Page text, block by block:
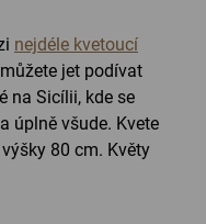
nejdéle kvetoucí
jet podívat
na Sicílii, kde se
úplně všude. Kvete
80 cm. Květy